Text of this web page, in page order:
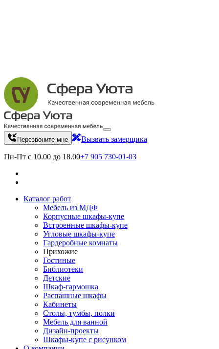
Перезвоните мне Вызвать замерщика
Пн-Пт с 10.00 до 18.00+7 905 730-01-03
Каталог работ
Мебель из МДФ
Корпусные шкафы-купе
Встроенные шкафы-купе
Угловые шкафы-купе
Гардеробные комнаты
Прихожие
Гостиные
Библиотеки
Детские
Шкаф-гармошка
Распашные шкафы
Кабинеты
Столы, тумбы, полки
Мебель для ванной
Дизайн-проекты
Шкафы-купе с рисунком